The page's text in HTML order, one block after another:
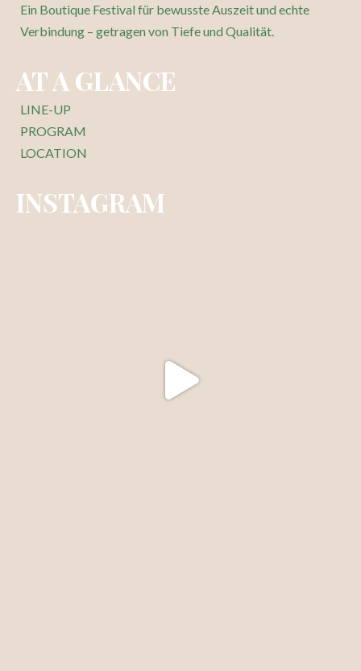
Ein Boutique Festival für bewusste Auszeit und echte
Verbindung – getragen von Tiefe und Qualität.
AT A GLANCE
LINE-UP
PROGRAM
LOCATION
INSTAGRAM